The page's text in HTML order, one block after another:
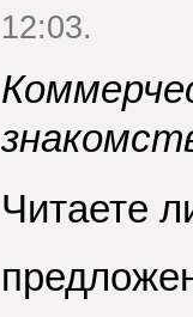
12:03.
Читаете